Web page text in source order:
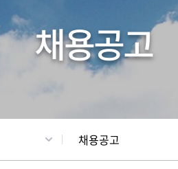
채용공고
채용공고